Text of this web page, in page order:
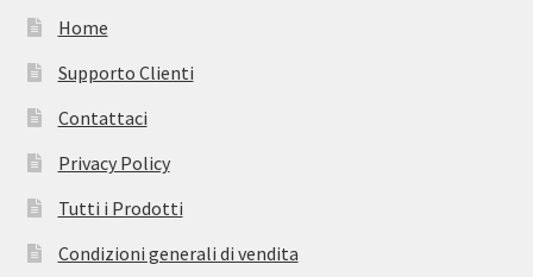
Home
Supporto Clienti
Contattaci
Privacy Policy
Tutti i Prodotti
Condizioni generali di vendita